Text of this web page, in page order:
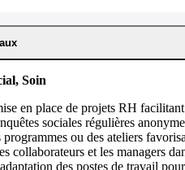
Soin
en place de projets RH
sociales régulières
ou des ateliers
collaborateurs et les managers
des postes de travail